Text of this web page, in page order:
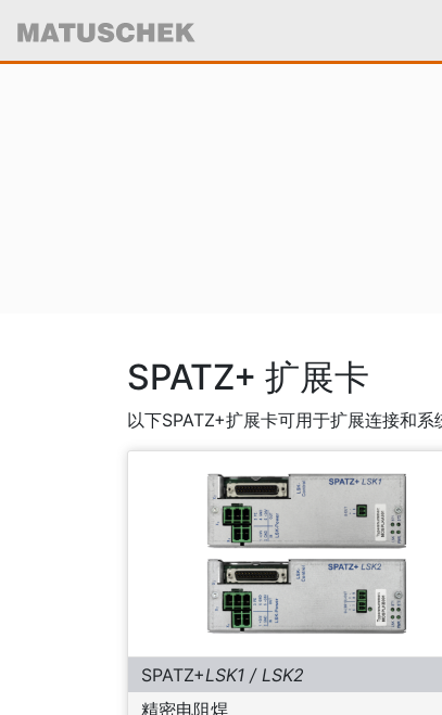
SPATZ+ 扩展卡
以下SPATZ+扩展卡可用于扩展连接和
SPATZ+LSK1 / LSK2
精密电阻焊